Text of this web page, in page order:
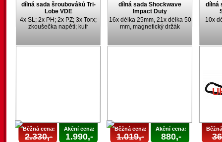
dílná sada šroubováků Tri-
Lobe VDE
4x SL; 2x PH; 2x PZ; 3x Torx;
zkoušečka napětí; kufr
Běžná cena:
2.330,-
Akční cena:
1.990,-
dílná sada Shockwave
Impact Duty
16x délka 25mm, 21x délka 50
mm, magnetický držák
Běžná cena:
1.019,-
Akční cena:
880,-
dílná
10x